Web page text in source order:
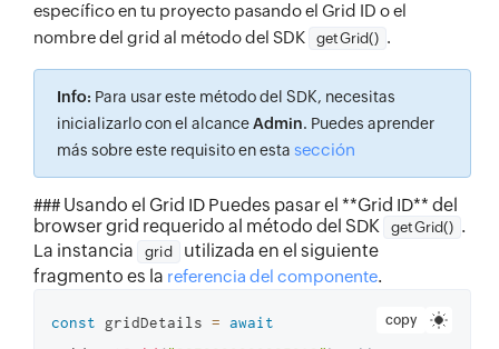
específico en tu proyecto pasando el Grid ID o el
nombre del grid al método del SDK
getGrid() .
Info: Para usar este método del SDK, necesitas
inicializarlo con el alcanceAdmin. Puedes aprender
más sobre este requisito en esta sección
### Usando el Grid ID Puedes pasar el **Grid ID** del
browser grid requerido al método del SDK
getGrid() .
La instancia
grid
utilizada en el siguiente
fragmento es la referencia del componente.
copy
const gridDetails = await